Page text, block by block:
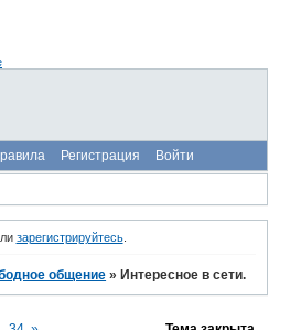
Регистрация Войти
зарегистрируйтесь.
общение » Интересное в сети.